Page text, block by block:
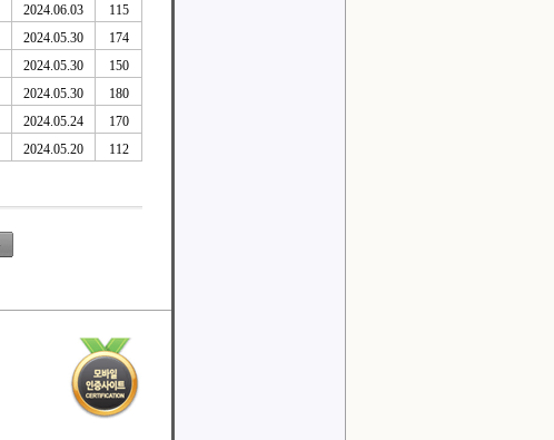
2024.06.03
115
2024.05.30
174
2024.05.30
150
2024.05.30
180
2024.05.24
170
2024.05.20 112